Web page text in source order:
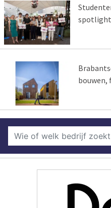
spotlight
bouwen,